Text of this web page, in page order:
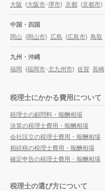
大阪 (大阪市・堺市) 京都 (京都市)
中国・四国
岡山 (岡山市) 広島 (広島市) 鳥取
九州・沖縄
福岡 (福岡市・北九州市) 佐賀 長崎
税理士にかかる費用について
税理士の顧問料・報酬相場
決算の税理士費用・報酬相場
会社設立の税理士費用・報酬相場
相続税の税理士費用・報酬相場
確定申告の税理士費用・報酬相場
税理士の選び方について